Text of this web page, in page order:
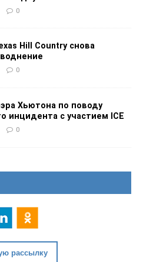
0
Hill Country снова
0
Хьютона по поводу
инцидента с участием ICE
0
рассылку